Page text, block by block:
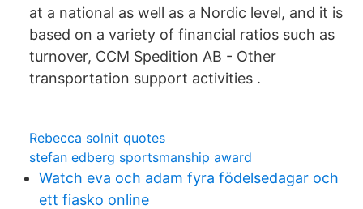
at a national as well as a Nordic level, and it is
based on a variety of financial ratios such as
turnover, CCM Spedition AB - Other
transportation support activities .
Rebecca solnit quotes
stefan edberg sportsmanship award
Watch eva och adam fyra födelsedagar och
ett fiasko online